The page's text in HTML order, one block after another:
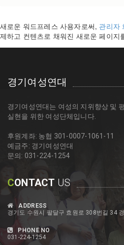
새로운 워드프레스 사용자로써, 관리자
제하고 컨텐츠로 채워진 새로운 페이지
경기여성연대
경기여성연대는 여성의 지위향상 및
실현을 위한 여성단체입니다.
후원계좌: 농협 301-0007-1061-11
예금주: 경기여성연대
문의: 031-224-1254
CONTACT US
ADDRESS
경기도 수원시 팔달구 효원로 308번길 34
PHONE NO
031-224-1254